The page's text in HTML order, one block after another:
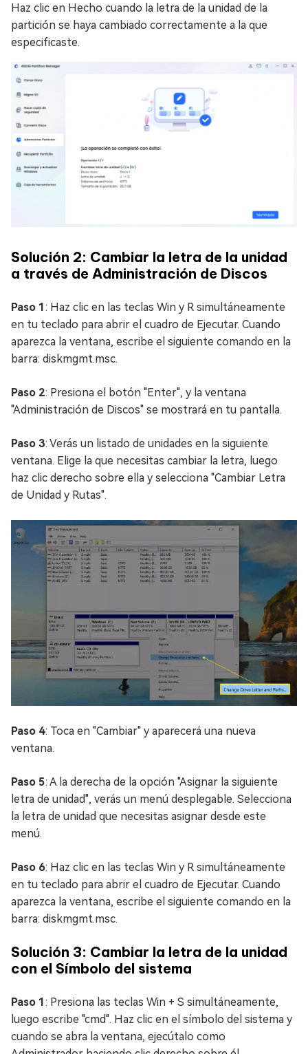
Haz clic en Hecho cuando la letra de la unidad de la
partición se haya cambiado correctamente a la que
especificaste.
Solución 2: Cambiar la letra de la unidad
a través de Administración de Discos
Paso 1: Haz clic en las teclas Win y R simultáneamente
en tu teclado para abrir el cuadro de Ejecutar. Cuando
aparezca la ventana, escribe el siguiente comando en la
barra: diskmgmt.msc.
Paso 2: Presiona el botón "Enter", y la ventana
"Administración de Discos" se mostrará en tu pantalla.
Paso 3: Verás un listado de unidades en la siguiente
ventana. Elige la que necesitas cambiar la letra, luego
haz clic derecho sobre ella y selecciona "Cambiar Letra
de Unidad y Rutas".
Paso 4: Toca en "Cambiar" y aparecerá una nueva
ventana.
Paso 5: A la derecha de la opción "Asignar la siguiente
letra de unidad", verás un menú desplegable. Selecciona
la letra de unidad que necesitas asignar desde este
menú.
Paso 6: Haz clic en las teclas Win y R simultáneamente
en tu teclado para abrir el cuadro de Ejecutar. Cuando
aparezca la ventana, escribe el siguiente comando en la
barra: diskmgmt.msc.
Solución 3: Cambiar la letra de la unidad
con el Símbolo del sistema
Paso 1: Presiona las teclas Win + S simultáneamente,
luego escribe "cmd". Haz clic en el símbolo del sistema y
cuando se abra la ventana, ejecútalo como